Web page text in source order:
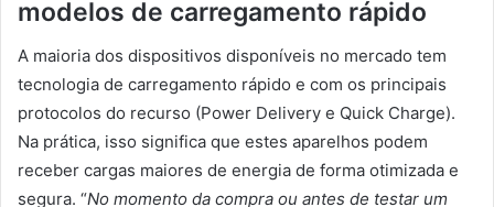
modelos de carregamento rápido
A maioria dos dispositivos disponíveis no mercado tem
tecnologia de carregamento rápido e com os principais
protocolos do recurso (Power Delivery e Quick Charge).
Na prática, isso significa que estes aparelhos podem
receber cargas maiores de energia de forma otimizada e
segura. “No momento da compra ou antes de testar um